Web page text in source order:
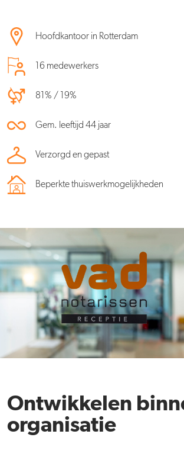
Hoofdkantoor in Rotterdam
16 medewerkers
81% / 19%
Gem. leeftijd 44 jaar
Verzorgd en gepast
Beperkte thuiswerkmogelijkheden
Ontwikkelen
organisatie